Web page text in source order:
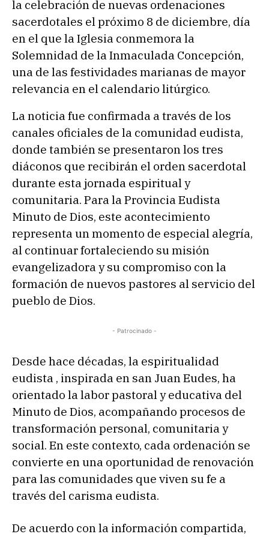
la celebración de nuevas ordenaciones
sacerdotales el próximo 8 de diciembre, día
en el que la Iglesia conmemora la
Solemnidad de la Inmaculada Concepción,
una de las festividades marianas de mayor
relevancia en el calendario litúrgico.
La noticia fue confirmada a través de los
canales oficiales de la comunidad eudista,
donde también se presentaron los tres
diáconos que recibirán el orden sacerdotal
durante esta jornada espiritual y
comunitaria. Para la Provincia Eudista
Minuto de Dios, este acontecimiento
representa un momento de especial alegría,
al continuar fortaleciendo su misión
evangelizadora y su compromiso con la
formación de nuevos pastores al servicio del
pueblo de Dios.
- Patrocinado -
Desde hace décadas, la espiritualidad
eudista , inspirada en san Juan Eudes, ha
orientado la labor pastoral y educativa del
Minuto de Dios, acompañando procesos de
transformación personal, comunitaria y
social. En este contexto, cada ordenación se
convierte en una oportunidad de renovación
para las comunidades que viven su fe a
través del carisma eudista.
De acuerdo con la información compartida,